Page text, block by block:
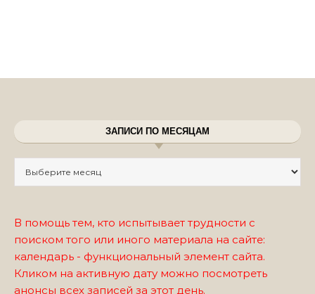
ЗАПИСИ ПО МЕСЯЦАМ
В помощь тем, кто испытывает трудности с
поиском того или иного материала на сайте:
календарь - функциональный элемент сайта.
Кликом на активную дату можно посмотреть
анонсы всех записей за этот день.